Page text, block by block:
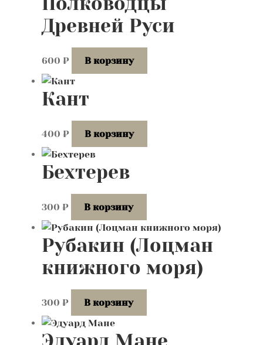
Древней Руси
600 ₽ В корзину
Кант
400 ₽ В корзину
Бехтерев
300 ₽ В корзину
Рубакин (Лоцман
книжного моря)
300 ₽ В корзину